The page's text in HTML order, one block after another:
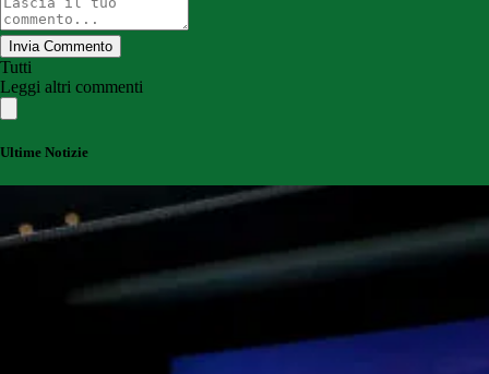
Invia Commento
Tutti
Leggi altri commenti
Ultime Notizie